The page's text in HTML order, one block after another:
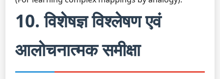
10. विशेषज्ञ विश्लेषण एवं
आलोचनात्मक समीक्षा